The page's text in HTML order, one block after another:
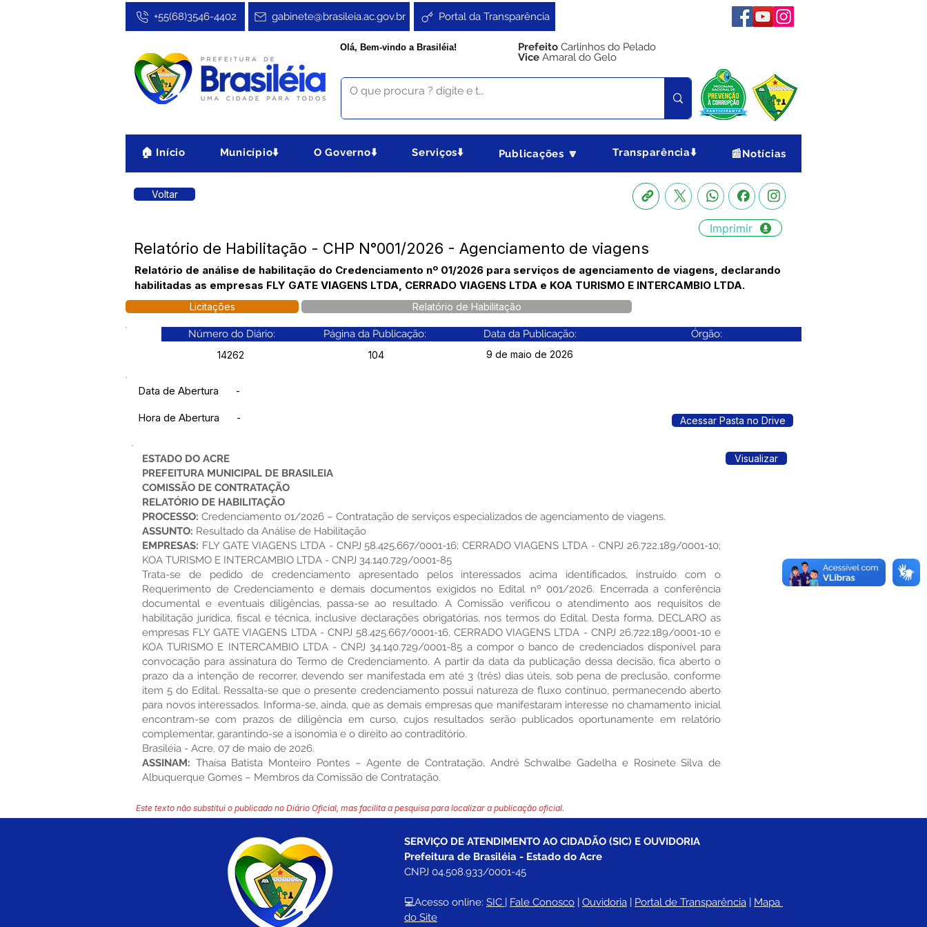
Portal da Transparência
gabinete@brasileia.ac.gov.br
+55(68)3546-4402
Olá, Bem-vindo a Brasiléia! Prefeito Carlinhos do Pelado
Vice Amaral do Gelo
🏠 Início Município⬇️ O Governo⬇️ Serviços⬇️ Publicações 🔽 Transparência⬇️ 📰Notícias
Voltar
Imprimir
Relatório de Habilitação - CHP N°001/2026 - Agenciamento de viagens
Relatório de análise de habilitação do Credenciamento nº 01/2026 para serviços de agenciamento de viagens, declarando
habilitadas as empresas FLY GATE VIAGENS LTDA, CERRADO VIAGENS LTDA e KOA TURISMO E INTERCAMBIO LTDA.
Licitações Relatório de Habilitação
Número do Diário: Página da Publicação: Data da Publicação: Órgão:
14262 104 9 de maio de 2026
Data de Abertura -
Hora de Abertura - Acessar Pasta no Drive
ESTADO DO ACRE
PREFEITURA MUNICIPAL DE BRASILEIA
COMISSÃO DE CONTRATAÇÃO
RELATÓRIO DE HABILITAÇÃO
PROCESSO: Credenciamento 01/2026 – Contratação de serviços especializados de agenciamento de viagens.
ASSUNTO: Resultado da Análise de Habilitação
EMPRESAS: FLY GATE VIAGENS LTDA - CNPJ 58.425.667/0001-16; CERRADO VIAGENS LTDA - CNPJ 26.722.189/0001-10;
KOA TURISMO E INTERCAMBIO LTDA - CNPJ 34.140.729/0001-85
Trata-se de pedido de credenciamento apresentado pelos interessados acima identificados, instruído com o
Requerimento de Credenciamento e demais documentos exigidos no Edital nº 001/2026. Encerrada a conferência
documental e eventuais diligências, passa-se ao resultado. A Comissão verificou o atendimento aos requisitos de
habilitação jurídica, fiscal e técnica, inclusive declarações obrigatórias, nos termos do Edital. Desta forma, DECLARO as
empresas FLY GATE VIAGENS LTDA - CNPJ 58.425.667/0001-16, CERRADO VIAGENS LTDA - CNPJ 26.722.189/0001-10 e
KOA TURISMO E INTERCAMBIO LTDA - CNPJ 34.140.729/0001-85 a compor o banco de credenciados disponível para
convocação para assinatura do Termo de Credenciamento. A partir da data da publicação dessa decisão, fica aberto o
prazo da a intenção de recorrer, devendo ser manifestada em até 3 (três) dias úteis, sob pena de preclusão, conforme
item 5 do Edital. Ressalta-se que o presente credenciamento possui natureza de fluxo contínuo, permanecendo aberto
para novos interessados. Informa-se, ainda, que as demais empresas que manifestaram interesse no chamamento inicial
encontram-se com prazos de diligência em curso, cujos resultados serão publicados oportunamente em relatório
complementar, garantindo-se a isonomia e o direito ao contraditório.
Brasiléia - Acre, 07 de maio de 2026.
ASSINAM: Thaísa Batista Monteiro Pontes – Agente de Contratação, André Schwalbe Gadelha e Rosinete Silva de
Albuquerque Gomes – Membros da Comissão de Contratação.
Visualizar
Este texto não substitui o publicado no Diário Oficial, mas facilita a pesquisa para localizar a publicação oficial.
SERVIÇO DE ATENDIMENTO AO CIDADÃO (SIC) E OUVIDORIA
Prefeitura de Brasiléia - Estado do Acre
CNPJ 04.508.933/0001-45
💻Acesso online: SIC | Fale Conosco | Ouvidoria | Portal de Transparência | Mapa
do Site